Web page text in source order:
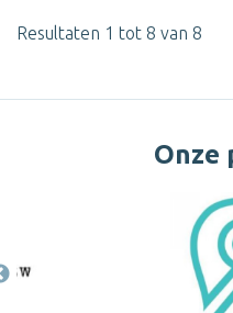
Resultaten 1 tot 8 van 8
Onze